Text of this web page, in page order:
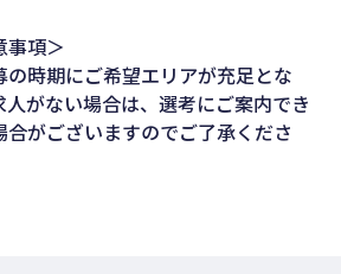
事項＞
の時期にご希望エリアが充足とな
人がない場合は、選考にご案内でき
合がございますのでご了承くださ